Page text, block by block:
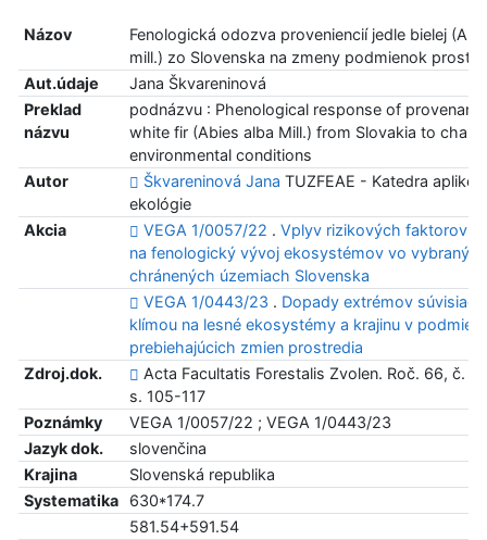
Názov
Fenologická odozva proveniencií jedle bielej
mill.) zo Slovenska na zmeny podmienok
Aut.údaje
Jana Škvareninová
Preklad
názvu
podnázvu : Phenological response of
white fir (Abies alba Mill.) from Slovakia to
environmental conditions
Autor
Škvareninová Jana TUZFEAE - Katedra
ekológie
Akcia
VEGA 1/0057/22 . Vplyv rizikových faktorov
na fenologický vývoj ekosystémov vo vybraných
chránených územiach Slovenska
VEGA 1/0443/23 . Dopady extrémov
klímou na lesné ekosystémy a krajinu v
prebiehajúcich zmien prostredia
Zdroj.dok.
Acta Facultatis Forestalis Zvolen. Roč. 66, č. 1
s. 105-117
Poznámky
VEGA 1/0057/22 ; VEGA 1/0443/23
Jazyk dok.
slovenčina
Krajina
Slovenská republika
Systematika
630*174.7
581.54+591.54